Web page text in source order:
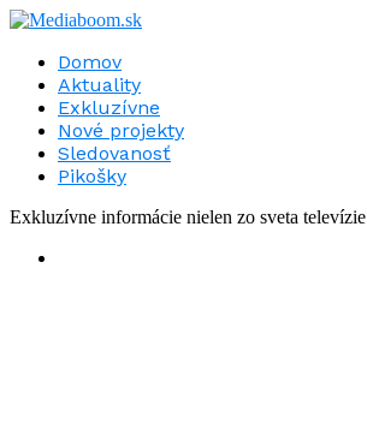
Domov
Aktuality
Exkluzívne
Nové projekty
Sledovanosť
Pikošky
Exkluzívne informácie nielen zo sveta televízie